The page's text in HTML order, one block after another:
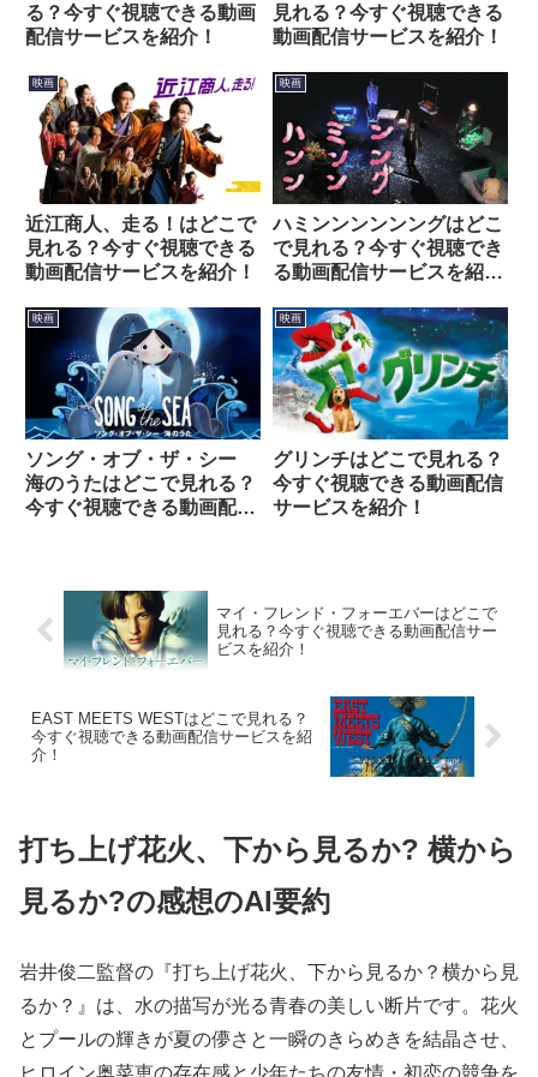
る？今すぐ視聴できる動画
配信サービスを紹介！
見れる？今すぐ視聴できる
動画配信サービスを紹介！
映画
近江商人、走る！はどこで
見れる？今すぐ視聴できる
動画配信サービスを紹介！
映画
ハミンンンンンングはどこ
で見れる？今すぐ視聴でき
る動画配信サービスを紹
映画
ソング・オブ・ザ・シー
海のうたはどこで見れる？
今すぐ視聴できる動画配信
映画
グリンチはどこで見れる？
今すぐ視聴できる動画配信
サービスを紹介！
マイ・フレンド・フォーエバーはどこで
見れる？今すぐ視聴できる動画配信サー
ビスを紹介！
EAST MEETS WESTはどこで見れる？
今すぐ視聴できる動画配信サービスを紹
介！
打ち上げ花火、下から見るか? 横から
見るか?の感想のAI要約
岩井俊二監督の『打ち上げ花火、下から見るか？横から見
るか？』は、水の描写が光る青春の美しい断片です。花火
とプールの輝きが夏の儚さと一瞬のきらめきを結晶させ、